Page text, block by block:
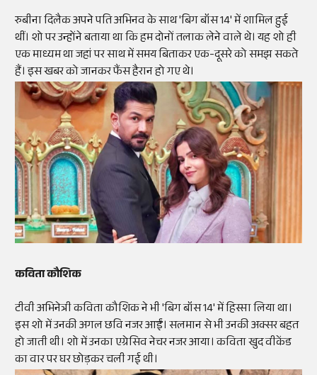
रुबीना दिलैक अपने पति अभिनव के साथ 'बिग बॉस 14' में शामिल हुई
थीं। शो पर उन्होंने बताया था कि हम दोनों तलाक लेने वाले थे। यह शो ही
एक माध्यम था जहां पर साथ में समय बिताकर एक-दूसरे को समझ सकते
हैं। इस खबर को जानकर फैंस हैरान हो गए थे।
कविता कौशिक
टीवी अभिनेत्री कविता कौशिक ने भी 'बिग बॉस 14' में हिस्सा लिया था।
इस शो में उनकी अगल छवि नजर आईं। सलमान से भी उनकी अक्सर बहत
हो जाती थी। शो में उनका एग्रेसिव नेचर नजर आया। कविता खुद वीकेंड
का वार पर घर छोड़कर चली गई थी।